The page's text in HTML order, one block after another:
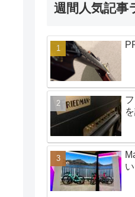
週間人気記事